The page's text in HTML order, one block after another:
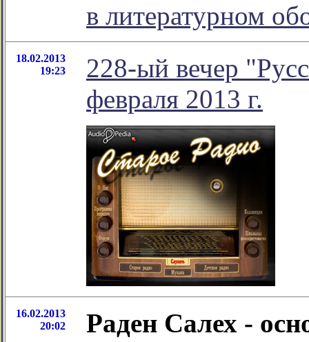
в литературном
18.02.2013
19:23
228-ый вечер
февраля 2013 г.
16.02.2013
20:02
Раден Салех -